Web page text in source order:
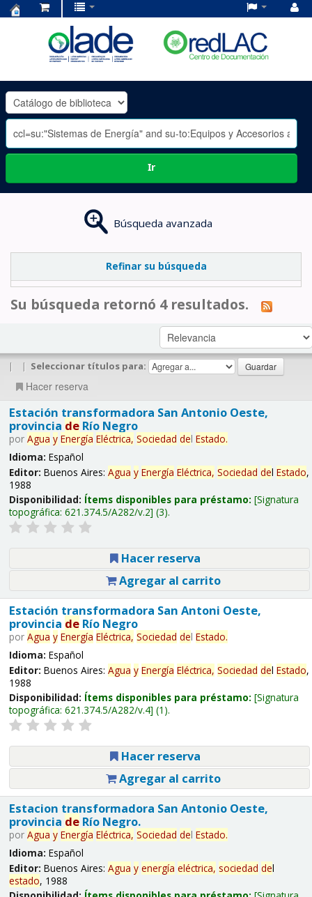
OLADE
-
Ir
Búsqueda avanzada
Refinar su búsqueda
Su búsqueda retornó 4 resultados.
| | Seleccionar títulos para:
Hacer reserva
Estación transformadora San Antonio Oeste,
provincia deRío Negro
por Agua y Energía Eléctrica, Sociedad del Estado.
Idioma: Español
Editor: Buenos Aires: Agua y Energía Eléctrica, Sociedad del Estado,
1988
Disponibilidad: Ítems disponibles para préstamo: Signatura
topográfica: 621.374.5/A282/v.2 (3).
Hacer reserva
Agregar al carrito
Estación transformadora San Antoni Oeste,
provincia deRío Negro
por Agua y Energía Eléctrica, Sociedad del Estado.
Idioma: Español
Editor: Buenos Aires: Agua y Energía Eléctrica, Sociedad del Estado,
1988
Disponibilidad: Ítems disponibles para préstamo: Signatura
topográfica: 621.374.5/A282/v.4 (1).
Hacer reserva
Agregar al carrito
Estacion transformadora San Antonio Oeste,
provincia deRío Negro.
por Agua y Energía Eléctrica, Sociedad del Estado.
Idioma: Español
Editor: Buenos Aires: Agua y energía eléctrica, sociedad del
estado, 1988